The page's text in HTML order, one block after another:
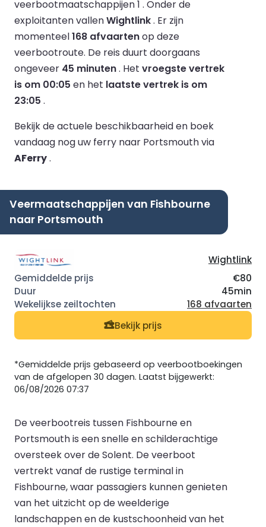
veerbootmaatschappijen 1 . Onder de
exploitanten vallenWightlink. Er zijn
momenteel168 afvaartenop deze
veerbootroute. De reis duurt doorgaans
ongeveer 45 minuten. Het vroegste vertrek
is om 00:05 en het laatste vertrek is om
23:05 .
Bekijk de actuele beschikbaarheid en boek
vandaag nog uw ferry naar Portsmouth via
AFerry.
Veermaatschappijen van Fishbourne
naar Portsmouth
Wightlink
€80
45min
168 afvaarten
Bekijk prijs
*Gemiddelde prijs gebaseerd op veerbootboekingen
van de afgelopen 30 dagen. Laatst bijgewerkt:
06/08/2026 07:37
De veerbootreis tussen Fishbourne en
Portsmouth is een snelle en schilderachtige
oversteek over de Solent. De veerboot
vertrekt vanaf de rustige terminal in
Fishbourne, waar passagiers kunnen genieten
van het uitzicht op de weelderige
landschappen en de kustschoonheid van het